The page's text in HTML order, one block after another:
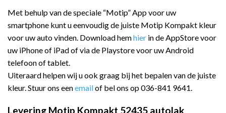
Met behulp van de speciale “Motip” App voor uw
smartphone kunt u eenvoudig de juiste Motip Kompakt kleur
voor uw auto vinden. Download hemhier in de AppStore voor
uw iPhone of iPad of via de Playstore voor uw Android
telefoon of tablet.
Uiteraard helpen wij u ook graag bij het bepalen van de juiste
kleur. Stuur ons eenemailof bel ons op 036-841 9641.
Levering Motip Kompakt 52435 autolak